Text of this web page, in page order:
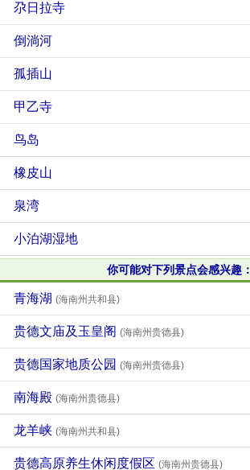
尕日拉寺
倒淌河
孤插山
甲乙寺
鸟岛
橡皮山
泉湾
小泊湖湿地
你可能对下列景点会感兴趣：
青海湖 (海南州共和县)
贵德文庙及玉皇阁 (海南州贵德县)
贵德国家地质公园 (海南州贵德县)
南海殿 (海南州贵德县)
龙羊峡 (海南州共和县)
贵德高原养生休闲度假区 (海南州贵德县)